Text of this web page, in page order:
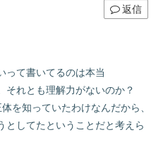
返信
って書いてるのは本当
それとも理解力がないのか？
を知っていたわけなんだから、
としてたということだと考えら